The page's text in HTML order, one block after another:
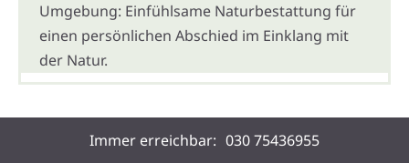
Umgebung: Einfühlsame Naturbestattung für
einen persönlichen Abschied im Einklang mit
der Natur.
Immer erreichbar: 030 75436955